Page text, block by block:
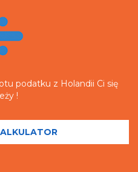
podatku z Holandii Ci się
!